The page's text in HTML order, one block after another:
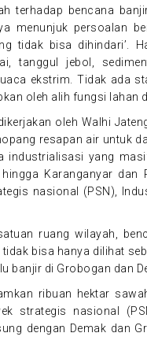
terhadap bencana
menunjuk persoalan
tidak bisa dihindari’.
tanggul jebol,
ekstrim. Tidak ada
oleh alih fungsi lahan
oleh Walhi
resapan air untuk
industrialisasi yang
Karanganyar dan
nasional (PSN),
ruang wilayah,
tidak bisa hanya dilihat
banjir di Grobogan dan
ribuan hektar
strategis nasional
dengan Demak dan